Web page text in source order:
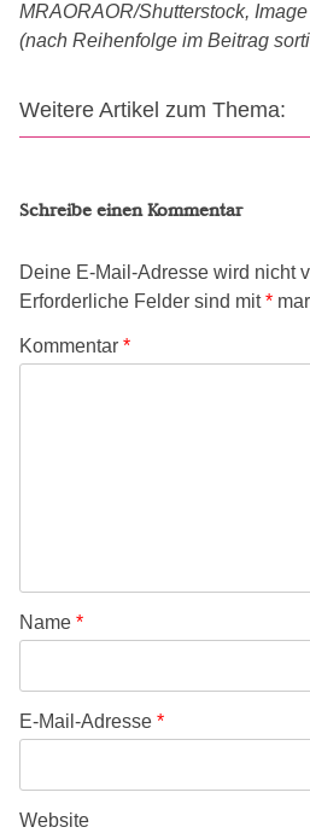
MRAORAOR/Shutterstock,
(nach Reihenfolge im Beitrag
Weitere Artikel zum Thema:
Schreibe einen Kommentar
Deine E-Mail-Adresse wird nicht
Erforderliche Felder sind mit*
Kommentar *
Name *
E-Mail-Adresse *
Website